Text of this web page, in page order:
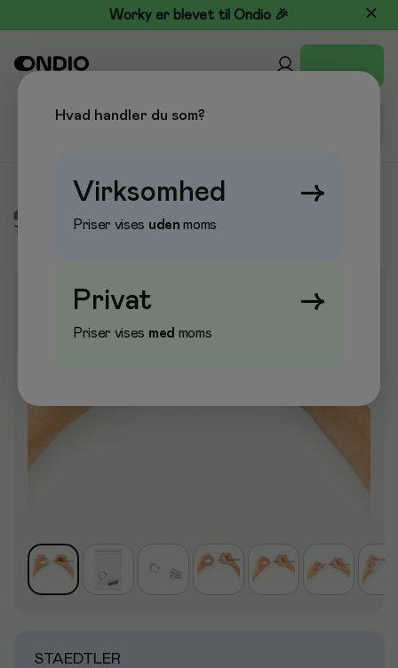
Worky er blevet til Ondio 🎉
STAEDTLER
Hvad handler du som?
Virksomhed →
Priser vises uden moms
Privat →
Priser vises med moms